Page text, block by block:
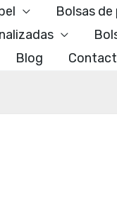
Bolsas
Blog